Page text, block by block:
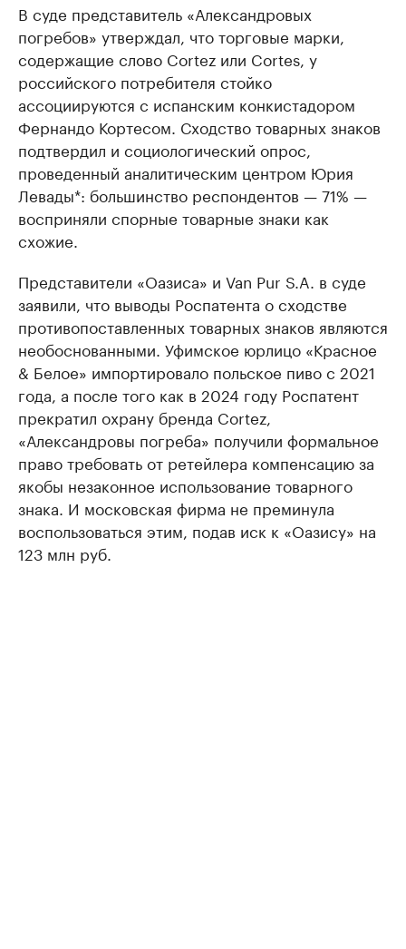
В суде представитель «Александровых
погребов» утверждал, что торговые марки,
содержащие слово Cortez или Cortes, у
российского потребителя стойко
ассоциируются с испанским конкистадором
Фернандо Кортесом. Сходство товарных знаков
подтвердил и социологический опрос,
проведенный аналитическим центром Юрия
Левады*: большинство респондентов — 71% —
восприняли спорные товарные знаки как
схожие.
Представители «Оазиса» и Van Pur S.A. в суде
заявили, что выводы Роспатента о сходстве
противопоставленных товарных знаков являются
необоснованными. Уфимское юрлицо «Красное
& Белое» импортировало польское пиво с 2021
года, а после того как в 2024 году Роспатент
прекратил охрану бренда Cortez,
«Александровы погреба» получили формальное
право требовать от ретейлера компенсацию за
якобы незаконное использование товарного
знака. И московская фирма не преминула
воспользоваться этим, подав иск к «Оазису» на
123 млн руб.